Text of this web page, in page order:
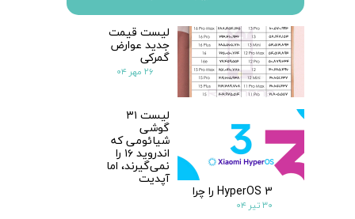
لیست قیمت
جدید عوارض
گمرکی
۲۶ مهر ۰۴
لیست ۳۱
گوشی
شیائومی که
اندروید ۱۶ را
نمی‌گیرند، اما
آپدیت
HyperOS 3 را چرا
۳۰ تیر ۰۴